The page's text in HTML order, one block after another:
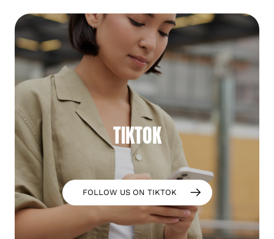
TIKTOK
FOLLOW US ON TIKTOK